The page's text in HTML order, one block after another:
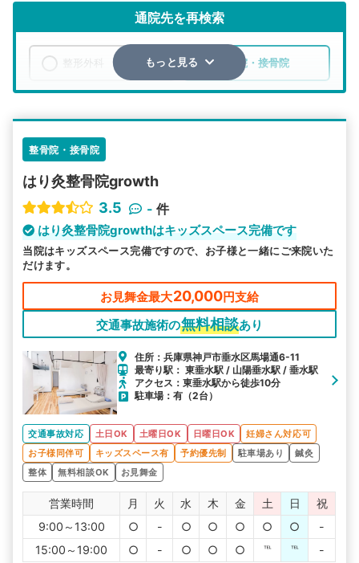
通院先を再検索
整骨院・接骨院
詳細条件で絞り込む
その他の検索方法
駅から探す 院名から探す
もっと見る
整骨院・接骨院
はり灸整骨院growth
3.5
- 件
はり灸整骨院growthはキッズスペース完備です
当院はキッズスペース完備ですので、お子様と一緒にご来院いた
だけます。
お見舞金最大20,000円支給
交通事故施術の無料相談あり
住所：兵庫県神戸市垂水区馬場通6-11
最寄り駅： 東垂水駅 / 山陽垂水駅 / 垂水駅
アクセス：東垂水駅から徒歩10分
駐車場：有（2台）
交通事故対応 土日OK 土曜日OK 日曜日OK
妊婦さん対応可
お子様同伴可
キッズスペース有 予約優先制 駐車場あり
鍼灸
整体
無料相談OK お見舞金
営業時間 月 火 水 木 金 土 日
祝
9:00～13:00
○ - ○ ○ ○ ○ ○
-
15:00～19:00
○ - ○ ○ ○ ℡ ℡ -